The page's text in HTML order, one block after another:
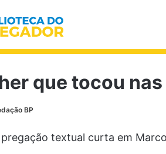
que tocou
BP
textual curta em